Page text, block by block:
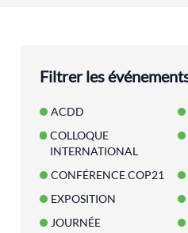
Filtrer les
ACDD
COLLOQUE
INTERNATIONAL
CONFÉRENCE COP21
EXPOSITION
JOURNÉE